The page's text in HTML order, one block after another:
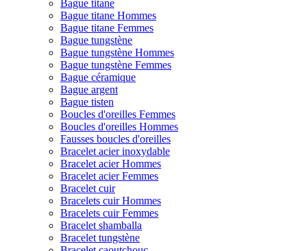
Bague titane
Bague titane Hommes
Bague titane Femmes
Bague tungstène
Bague tungstène Hommes
Bague tungstène Femmes
Bague céramique
Bague argent
Bague tisten
Boucles d'oreilles Femmes
Boucles d'oreilles Hommes
Fausses boucles d'oreilles
Bracelet acier inoxydable
Bracelet acier Hommes
Bracelet acier Femmes
Bracelet cuir
Bracelets cuir Hommes
Bracelets cuir Femmes
Bracelet shamballa
Bracelet tungstène